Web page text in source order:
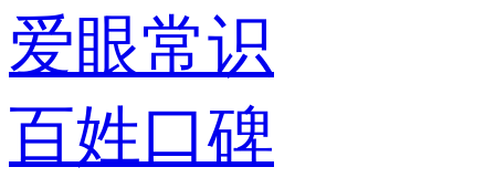
爱眼常识
百姓口碑